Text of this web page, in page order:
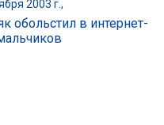
2003 г.,
обольстил в интернет-